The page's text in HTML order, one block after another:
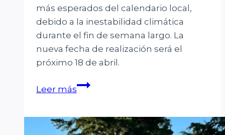
más esperados del calendario local,
debido a la inestabilidad climática
durante el fin de semana largo. La
nueva fecha de realización será el
próximo 18 de abril.
Leer másEl
de